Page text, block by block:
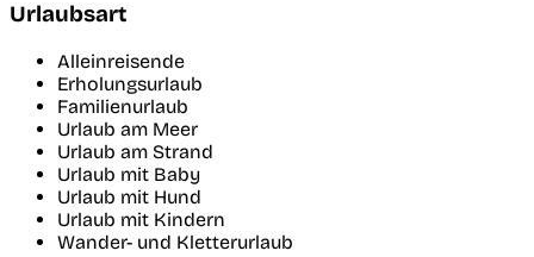
Urlaubsart
Alleinreisende
Erholungsurlaub
Familienurlaub
Urlaub am Meer
Urlaub am Strand
Urlaub mit Baby
Urlaub mit Hund
Urlaub mit Kindern
Wander- und Kletterurlaub